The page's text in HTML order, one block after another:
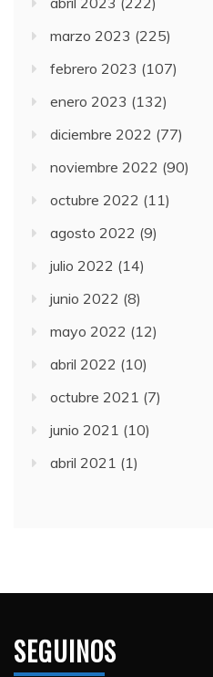
marzo 2023 (225)
febrero 2023 (107)
enero 2023 (132)
diciembre 2022 (77)
noviembre 2022 (90)
octubre 2022 (11)
agosto 2022 (9)
julio 2022 (14)
junio 2022 (8)
mayo 2022 (12)
abril 2022 (10)
octubre 2021 (7)
junio 2021 (10)
abril 2021 (1)
SEGUINOS